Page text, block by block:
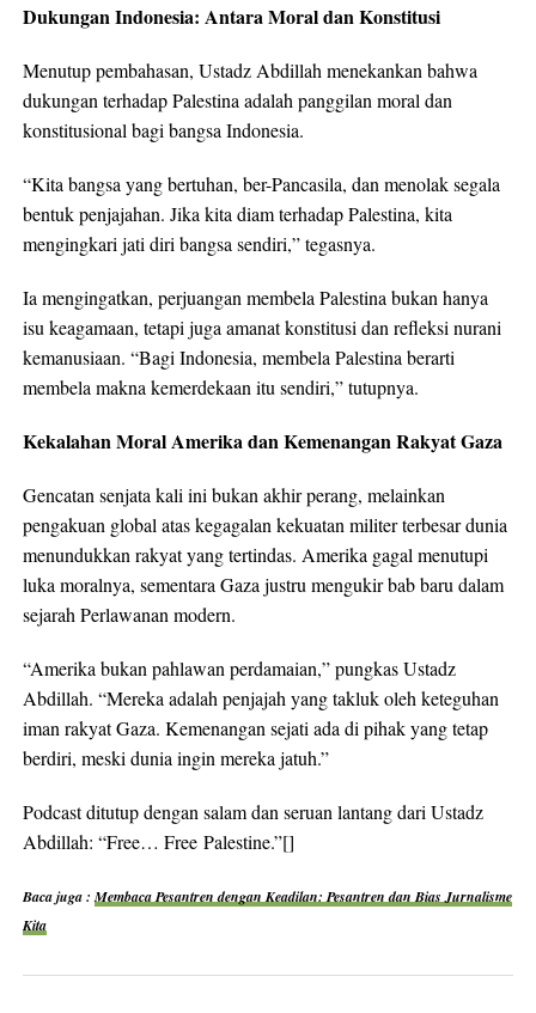
Dukungan Indonesia: Antara Moral dan Konstitusi
Menutup pembahasan, Ustadz Abdillah menekankan bahwa
dukungan terhadap Palestina adalah panggilan moral dan
konstitusional bagi bangsa Indonesia.
“Kita bangsa yang bertuhan, ber-Pancasila, dan menolak segala
bentuk penjajahan. Jika kita diam terhadap Palestina, kita
mengingkari jati diri bangsa sendiri,” tegasnya.
Ia mengingatkan, perjuangan membela Palestina bukan hanya
isu keagamaan, tetapi juga amanat konstitusi dan refleksi nurani
kemanusiaan. “Bagi Indonesia, membela Palestina berarti
membela makna kemerdekaan itu sendiri,” tutupnya.
Kekalahan Moral Amerika dan Kemenangan Rakyat Gaza
Gencatan senjata kali ini bukan akhir perang, melainkan
pengakuan global atas kegagalan kekuatan militer terbesar dunia
menundukkan rakyat yang tertindas. Amerika gagal menutupi
luka moralnya, sementara Gaza justru mengukir bab baru dalam
sejarah Perlawanan modern.
“Amerika bukan pahlawan perdamaian,” pungkas Ustadz
Abdillah. “Mereka adalah penjajah yang takluk oleh keteguhan
iman rakyat Gaza. Kemenangan sejati ada di pihak yang tetap
berdiri, meski dunia ingin mereka jatuh.”
Podcast ditutup dengan salam dan seruan lantang dari Ustadz
Abdillah: “Free… Free Palestine.”[]
Baca juga :Membaca Pesantren dengan Keadilan: Pesantren dan Bias Jurnalisme
Kita